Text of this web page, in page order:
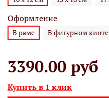
Оформление
В раме В фигурном киоте
3390.00 руб
Купить в 1 клик